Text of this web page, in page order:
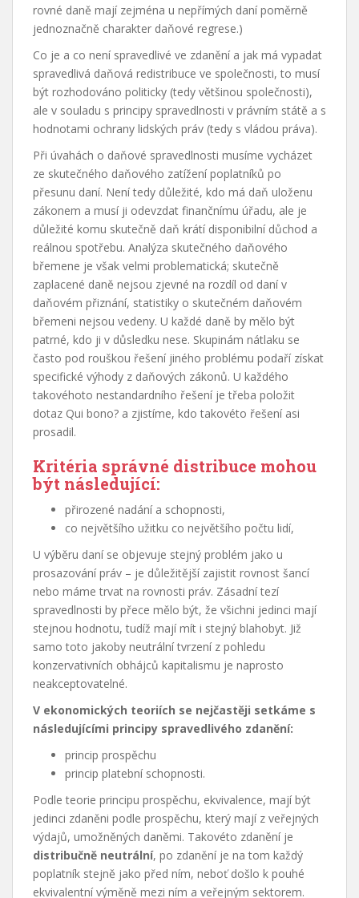
rovné daně mají zejména u nepřímých daní poměrně
jednoznačně charakter daňové regrese.)
Co je a co není spravedlivé ve zdanění a jak má vypadat
spravedlivá daňová redistribuce ve společnosti, to musí
být rozhodováno politicky (tedy většinou společnosti),
ale v souladu s principy spravedlnosti v právním státě a s
hodnotami ochrany lidských práv (tedy s vládou práva).
Při úvahách o daňové spravedlnosti musíme vycházet
ze skutečného daňového zatížení poplatníků po
přesunu daní. Není tedy důležité, kdo má daň uloženu
zákonem a musí ji odevzdat finančnímu úřadu, ale je
důležité komu skutečně daň krátí disponibilní důchod a
reálnou spotřebu. Analýza skutečného daňového
břemene je však velmi problematická; skutečně
zaplacené daně nejsou zjevné na rozdíl od daní v
daňovém přiznání, statistiky o skutečném daňovém
břemeni nejsou vedeny. U každé daně by mělo být
patrné, kdo ji v důsledku nese. Skupinám nátlaku se
často pod rouškou řešení jiného problému podaří získat
specifické výhody z daňových zákonů. U každého
takovéhoto nestandardního řešení je třeba položit
dotaz Qui bono? a zjistíme, kdo takovéto řešení asi
prosadil.
Kritéria správné distribuce mohou
být následující:
přirozené nadání a schopnosti,
co největšího užitku co největšího počtu lidí,
U výběru daní se objevuje stejný problém jako u
prosazování práv – je důležitější zajistit rovnost šancí
nebo máme trvat na rovnosti práv. Zásadní tezí
spravedlnosti by přece mělo být, že všichni jedinci mají
stejnou hodnotu, tudíž mají mít i stejný blahobyt. Již
samo toto jakoby neutrální tvrzení z pohledu
konzervativních obhájců kapitalismu je naprosto
neakceptovatelné.
V ekonomických teoriích se nejčastěji setkáme s
následujícími principy spravedlivého zdanění:
princip prospěchu
princip platební schopnosti.
Podle teorie principu prospěchu, ekvivalence, mají být
jedinci zdaněni podle prospěchu, který mají z veřejných
výdajů, umožněných daněmi. Takovéto zdanění je
distribučně neutrální, po zdanění je na tom každý
poplatník stejně jako před ním, neboť došlo k pouhé
ekvivalentní výměně mezi ním a veřejným sektorem.